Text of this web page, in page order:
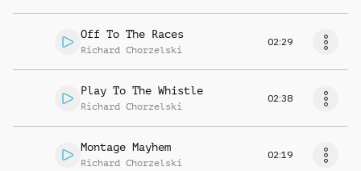
Off To The Races
Richard Chorzelski
02:29
Play To The Whistle
Richard Chorzelski
02:38
Montage Mayhem
Richard Chorzelski
02:19